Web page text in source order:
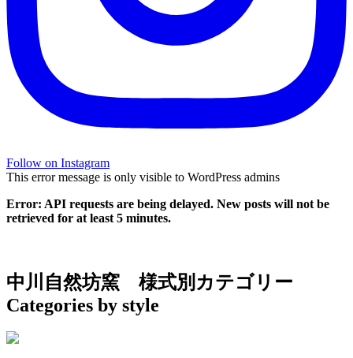
Follow on Instagram
This error message is only visible to WordPress admins
Error: API requests are being delayed. New posts will not be
retrieved for at least 5 minutes.
中川自然坊窯
様式別カテゴリー
Categories by style